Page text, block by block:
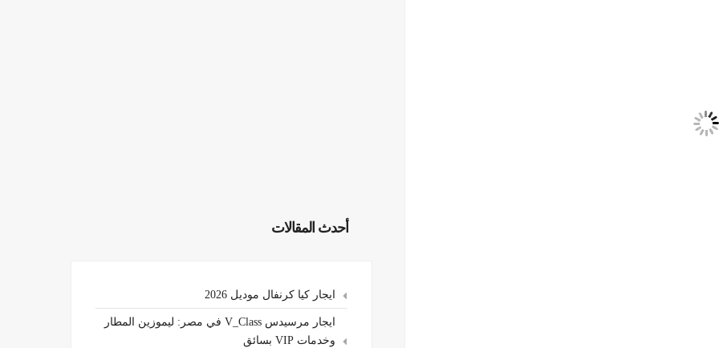
أحدث المقالات
ايجار كيا كرنفال موديل 2026
ايجار مرسيدس V_Class في مصر: ليموزين المطار
وخدمات VIP بسائق